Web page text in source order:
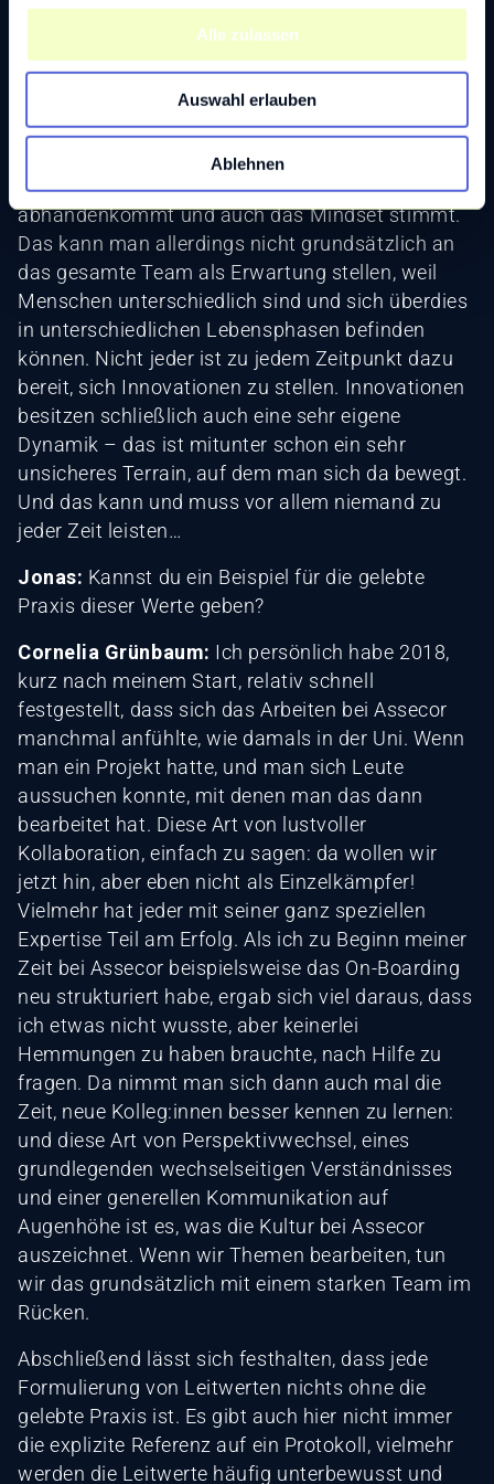
Alle zulassen
Auswahl erlauben
Ablehnen
bedeutet, mindestens einen Schritt weiter zu sein,
vorne zu denken.
Innerhalb Assecors kommt es ein wenig drauf
an… Es ist definitiv hilfreich, wenn auch im
Tagesgeschäft die Neugier nicht
abhandenkommt und auch das Mindset stimmt.
Das kann man allerdings nicht grundsätzlich an
das gesamte Team als Erwartung stellen, weil
Menschen unterschiedlich sind und sich überdies
in unterschiedlichen Lebensphasen befinden
können. Nicht jeder ist zu jedem Zeitpunkt dazu
bereit, sich Innovationen zu stellen. Innovationen
besitzen schließlich auch eine sehr eigene
Dynamik – das ist mitunter schon ein sehr
unsicheres Terrain, auf dem man sich da bewegt.
Und das kann und muss vor allem niemand zu
jeder Zeit leisten…
Jonas: Kannst du ein Beispiel für die gelebte
Praxis dieser Werte geben?
Cornelia Grünbaum: Ich persönlich habe 2018,
kurz nach meinem Start, relativ schnell
festgestellt, dass sich das Arbeiten bei Assecor
manchmal anfühlte, wie damals in der Uni. Wenn
man ein Projekt hatte, und man sich Leute
aussuchen konnte, mit denen man das dann
bearbeitet hat. Diese Art von lustvoller
Kollaboration, einfach zu sagen: da wollen wir
jetzt hin, aber eben nicht als Einzelkämpfer!
Vielmehr hat jeder mit seiner ganz speziellen
Expertise Teil am Erfolg. Als ich zu Beginn meiner
Zeit bei Assecor beispielsweise das On-Boarding
neu strukturiert habe, ergab sich viel daraus, dass
ich etwas nicht wusste, aber keinerlei
Hemmungen zu haben brauchte, nach Hilfe zu
fragen. Da nimmt man sich dann auch mal die
Zeit, neue Kolleg:innen besser kennen zu lernen:
und diese Art von Perspektivwechsel, eines
grundlegenden wechselseitigen Verständnisses
und einer generellen Kommunikation auf
Augenhöhe ist es, was die Kultur bei Assecor
auszeichnet. Wenn wir Themen bearbeiten, tun
wir das grundsätzlich mit einem starken Team im
Rücken.
Abschließend lässt sich festhalten, dass jede
Formulierung von Leitwerten nichts ohne die
gelebte Praxis ist. Es gibt auch hier nicht immer
die explizite Referenz auf ein Protokoll, vielmehr
werden die Leitwerte häufig unterbewusst und